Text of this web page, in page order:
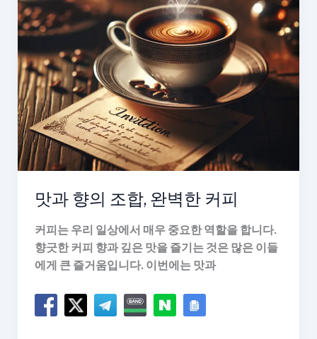
홈
카
라
이
프
맛과 향의 조합, 완벽한 커피
커피는 우리 일상에서 매우 중요한 역할을 합니다.
향긋한 커피 향과 깊은 맛을 즐기는 것은 많은 이들
에게 큰 즐거움입니다. 이번에는 맛과